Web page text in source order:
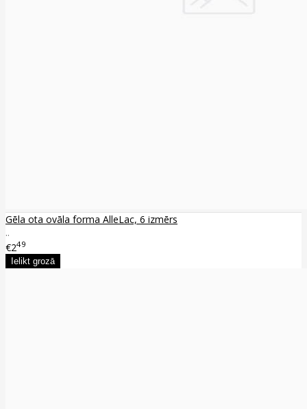
Gēla ota ovāla forma AlleLac, 6 izmērs
..
€249